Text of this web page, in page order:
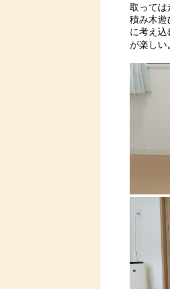
取っては
積み木遊
に考え
が楽しい